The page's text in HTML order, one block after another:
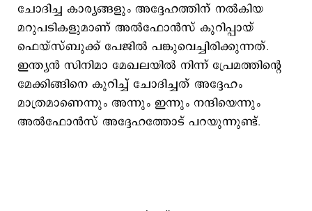
ചോദിച്ച കാര്യങ്ങളും അദ്ദേഹത്തിന് നല്‍കിയ
മറുപടികളുമാണ് അല്‍ഫോന്‍സ് കുറിപ്പായ്
ഫെയ്സ്ബുക്ക് പേജില്‍ പങ്കുവെച്ചിരിക്കുന്നത്.
ഇന്ത്യന്‍ സിനിമാ മേഖലയില്‍ നിന്ന് പ്രേമത്തിന്‍റെ
മേക്കിങ്ങിനെ കുറിച്ച് ചോദിച്ചത് അദ്ദേഹം
മാത്രമാണെന്നും അന്നും ഇന്നും നന്ദിയെന്നും
അല്‍ഫോന്‍സ് അദ്ദേഹത്തോട് പറയുന്നുണ്ട്.